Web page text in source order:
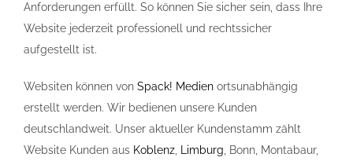
Anforderungen erfüllt. So können Sie sicher sein, dass Ihre
Website jederzeit professionell und rechtssicher
aufgestellt ist.
Websiten können von Spack! Medien ortsunabhängig
erstellt werden. Wir bedienen unsere Kunden
deutschlandweit. Unser aktueller Kundenstamm zählt
Website Kunden aus Koblenz Limburg , Bonn, Montabaur,